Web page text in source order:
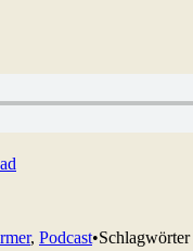
, Podcast•Schlagwörter